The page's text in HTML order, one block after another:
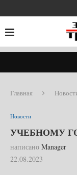
Главная
Новости
УЧЕБНОМУ
написано Manager
22.08.2023